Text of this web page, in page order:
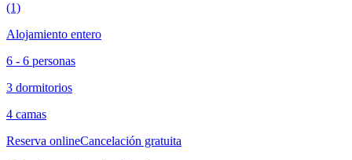
(1)
Alojamiento entero
6 - 6 personas
3 dormitorios
4 camas
Reserva onlineCancelación gratuita